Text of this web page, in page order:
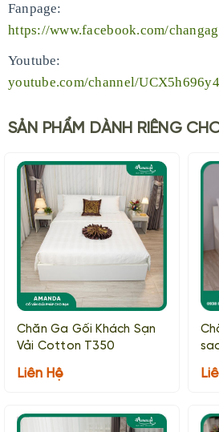
Fanpage:
https://www.facebook.com/
Youtube:
youtube.com/channel/
SẢN PHẨM DÀNH RIÊNG
Chăn Ga Gối Khách Sạn
Vải Cotton T350
Liên Hệ